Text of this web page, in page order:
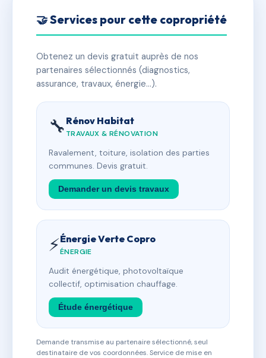
🤝 Services pour cette copropriété
Obtenez un devis gratuit auprès de nos
partenaires sélectionnés (diagnostics,
assurance, travaux, énergie…).
🔧 Rénov Habitat
TRAVAUX & RÉNOVATION
Ravalement, toiture, isolation des parties
communes. Devis gratuit.
Demander un devis travaux
⚡Énergie Verte Copro
ÉNERGIE
Audit énergétique, photovoltaïque
collectif, optimisation chauffage.
Étude énergétique
Demande transmise au partenaire sélectionné, seul
destinataire de vos coordonnées. Service de mise en